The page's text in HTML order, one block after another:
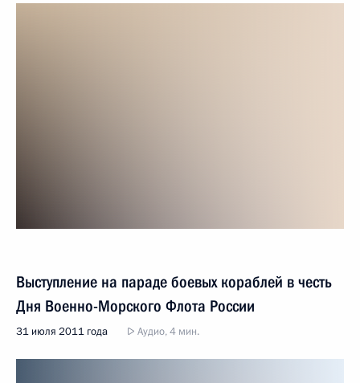
Выступление на параде боевых кораблей в честь
Дня Военно-Морского Флота России
31 июля 2011 года Аудио, 4 мин.